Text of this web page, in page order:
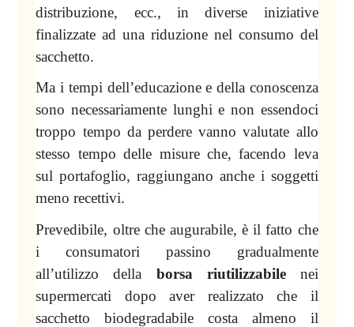
distribuzione, ecc., in diverse iniziative
finalizzate ad una riduzione nel consumo del
sacchetto.
Ma i tempi dell’educazione e della conoscenza
sono necessariamente lunghi e non essendoci
troppo tempo da perdere vanno valutate allo
stesso tempo delle misure che, facendo leva
sul portafoglio, raggiungano anche i soggetti
meno recettivi.
Prevedibile, oltre che augurabile, è il fatto che
i consumatori passino gradualmente
all’utilizzo della borsa riutilizzabilenei
supermercati dopo aver realizzato che il
sacchetto biodegradabile costa almeno il